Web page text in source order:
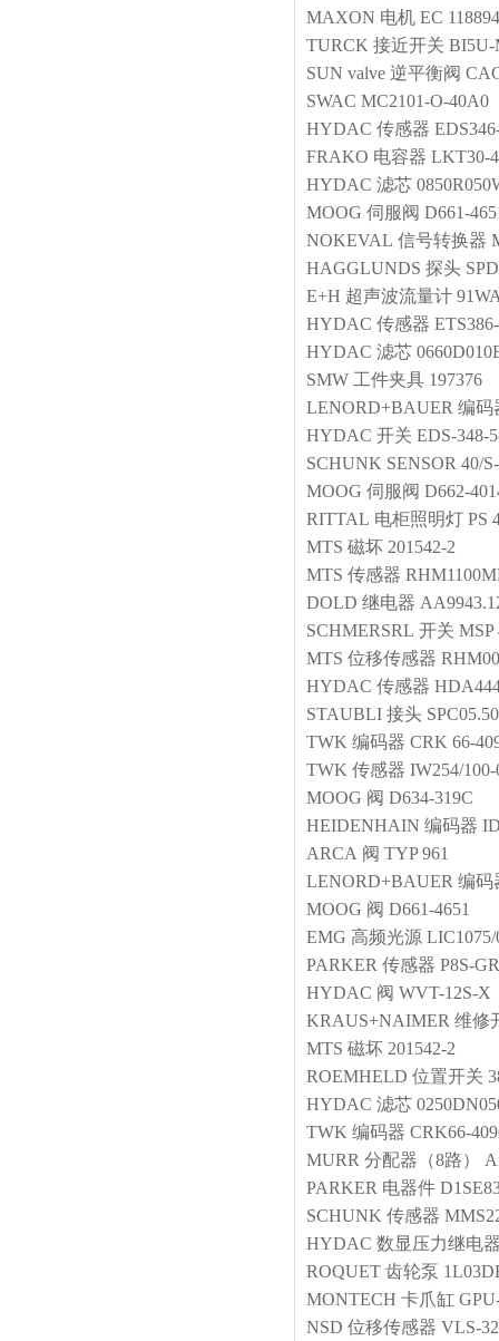
MAXON 电机 EC 118894
TURCK 接近开关 BI5U-
SUN valve 逆平衡阀
SWAC MC2101-O-40A0
HYDAC 传感器
FRAKO 电容器 LKT30-
HYDAC 滤芯
MOOG 伺服阀 D661-
NOKEVAL 信号转换器
HAGGLUNDS 探头
E+H 超声波流量计
HYDAC 传感器
HYDAC 滤芯
SMW 工件夹具 197376
LENORD+BAUER 编码
HYDAC 开关 EDS-348-
SCHUNK SENSOR 40/
MOOG 伺服阀 D662-
RITTAL 电柜照明灯 PS
MTS 磁坏 201542-2
MTS 传感器
DOLD 继电器
SCHMERSRL 开关 MSP
MTS 位移传感器
HYDAC 传感器
STAUBLI 接头
TWK 编码器 CRK 66-
TWK 传感器 IW254/
MOOG 阀 D634-319C
HEIDENHAIN 编码器
ARCA 阀 TYP 961
LENORD+BAUER 编码
MOOG 阀 D661-4651
EMG 高频光源 LIC1075/
PARKER 传感器 P8S-
HYDAC 阀 WVT-12S-X
KRAUS+NAIMER 维修
MTS 磁坏 201542-2
ROEMHELD 位置开关
HYDAC 滤芯
TWK 编码器 CRK66-
MURR 分配器（8路）
PARKER 电器件
SCHUNK 传感器
HYDAC 数显压力继电
ROQUET 齿轮泵
MONTECH 卡爪缸
NSD 位移传感器 VLS-